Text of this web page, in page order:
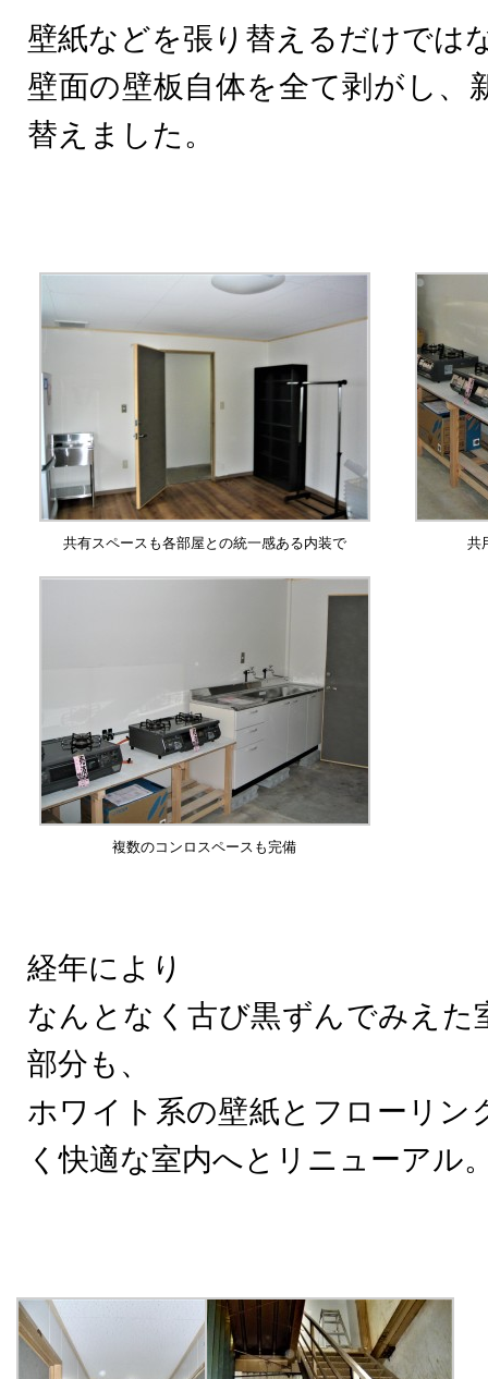
壁紙などを張り替えるだけでは
壁面の壁板自体を全て剥がし、
替えました。
共有スペースも各部屋との統一感ある内装で 共
複数のコンロスペースも完備
経年により
なんとなく古び黒ずんでみえた
部分も、
ホワイト系の壁紙とフローリン
く快適な室内へとリニューアル